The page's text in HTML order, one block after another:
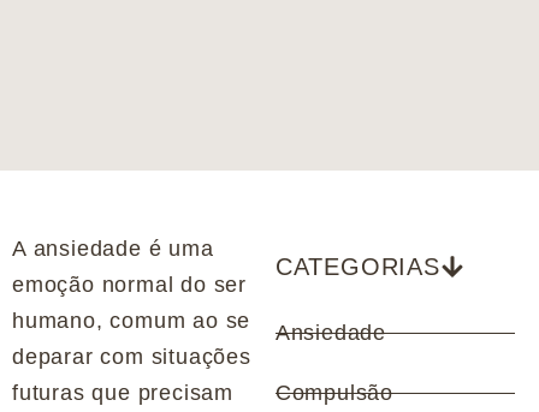
A ansiedade é uma
emoção normal do ser
humano, comum ao se
deparar com situações
futuras que precisam
CATEGORIAS
Ansiedade
Compulsão